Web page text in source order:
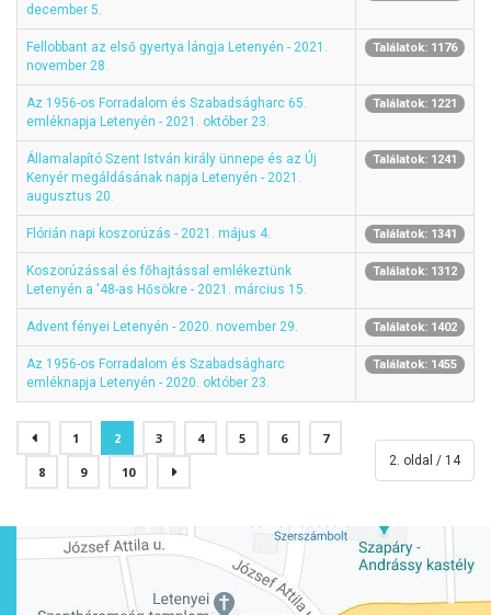
december 5.
Fellobbant az első gyertya lángja Letenyén - 2021.
november 28.
Találatok: 1176
Az 1956-os Forradalom és Szabadságharc 65.
emléknapja Letenyén - 2021. október 23.
Találatok: 1221
Államalapító Szent István király ünnepe és az Új
Kenyér megáldásának napja Letenyén - 2021.
augusztus 20.
Találatok: 1241
Flórián napi koszorúzás - 2021. május 4. Találatok: 1341
Koszorúzással és főhajtással emlékeztünk
Letenyén a '48-as Hősökre - 2021. március 15.
Találatok: 1312
Advent fényei Letenyén - 2020. november 29. Találatok: 1402
Az 1956-os Forradalom és Szabadságharc
emléknapja Letenyén - 2020. október 23.
Találatok: 1455
2. oldal / 14
1 2 3 4 5 6 7
8 9 10